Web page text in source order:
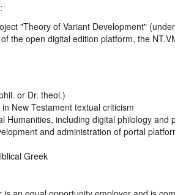
:
"Theory of Variant Development"
the open digital edition platform, the
or Dr. theol.)
New Testament textual criticism
Humanities, including digital philology and
and administration of portal
Greek